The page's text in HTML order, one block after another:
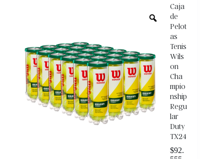
Caja
de
Pelot
as
Tenis
Wils
on
Cha
mpio
nship
Regu
lar
Duty
TX24
$92.